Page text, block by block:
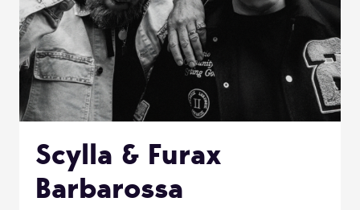
Scylla & Furax
Barbarossa